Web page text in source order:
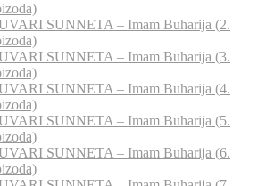
SUNNETA – Imam Buharija (2.
SUNNETA – Imam Buharija (3.
SUNNETA – Imam Buharija (4.
SUNNETA – Imam Buharija (5.
SUNNETA – Imam Buharija (6.